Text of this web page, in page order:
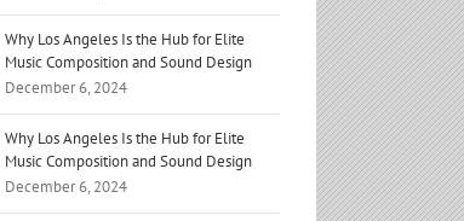
Why Los Angeles Is the Hub for Elite
Music Composition and Sound Design
December 6, 2024
Why Los Angeles Is the Hub for Elite
Music Composition and Sound Design
December 6, 2024